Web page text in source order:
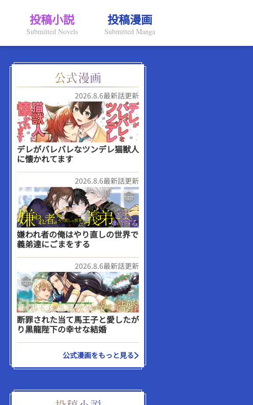
投稿小説
Submitted Novels
投稿漫画
Submitted Manga
2026.8.6最新話更新
デレがバレバレなツンデレ猫獣人
に懐かれてます
2026.8.6最新話更新
嫌われ者の俺はやり直しの世界で
義弟達にごまをする
2026.8.6最新話更新
断罪された当て馬王子と愛したが
り黒龍陛下の幸せな結婚
公式漫画をもっと見る